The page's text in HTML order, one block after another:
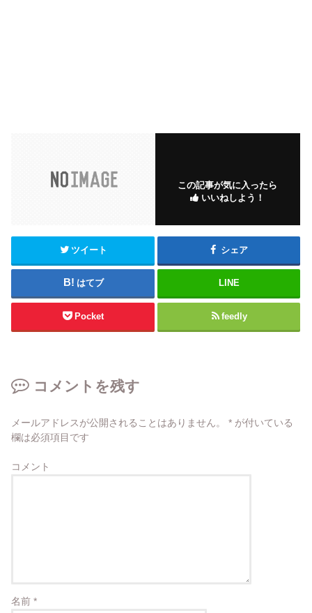
この記事が気に入ったら
いいねしよう！
ツイート シェア
はてブ LINE
Pocket feedly
コメントを残す
メールアドレスが公開されることはありません。 * が付いている
欄は必須項目です
コメント
名前*